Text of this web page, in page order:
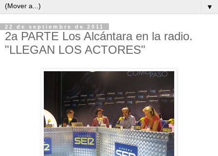
▼
22 de septiembre de 2011
2a PARTE Los Alcántara en la radio.
"LLEGAN LOS ACTORES"